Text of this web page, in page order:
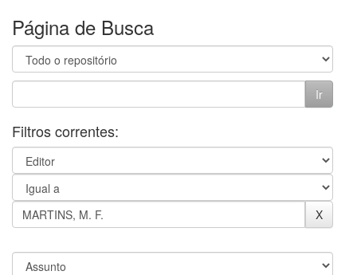
Página de Busca
Filtros correntes: